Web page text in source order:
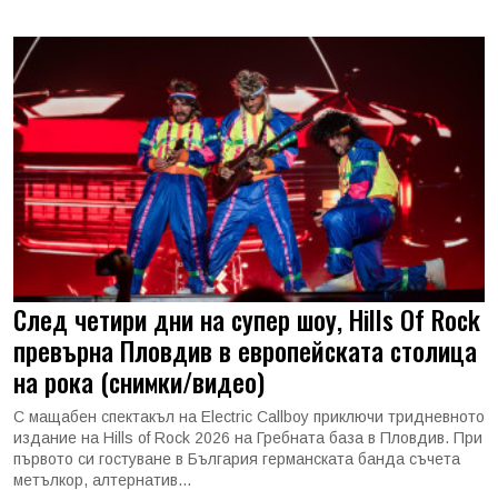
След четири дни на супер шоу, Hills Of Rock
превърна Пловдив в европейската столица
на рока (снимки/видео)
С мащабен спектакъл на Electric Callboy приключи тридневното
издание на Hills of Rock 2026 на Гребната база в Пловдив. При
първото си гостуване в България германската банда съчета
метълкор, алтернатив...